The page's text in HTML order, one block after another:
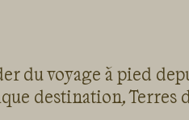
du voyage à pied
destination, Terres